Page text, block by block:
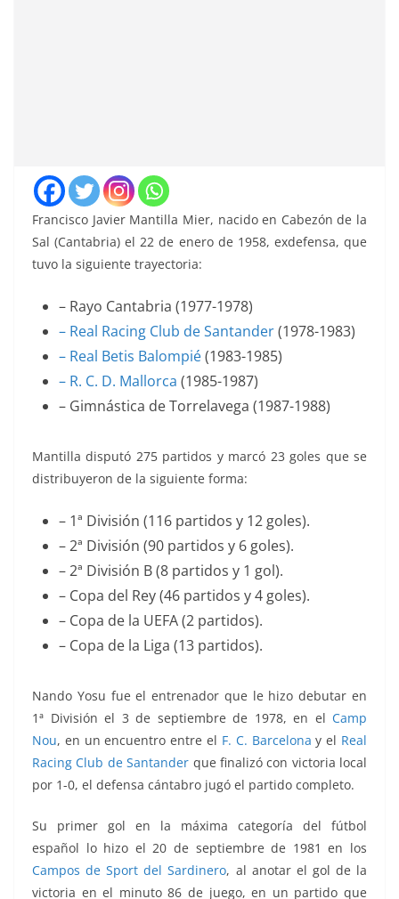
Francisco Javier Mantilla Mier, nacido en Cabezón de la
Sal (Cantabria) el 22 de enero de 1958, exdefensa, que
tuvo la siguiente trayectoria:
– Rayo Cantabria (1977-1978)
– Real Racing Club de Santander(1978-1983)
– Real Betis Balompié(1983-1985)
– R. C. D. Mallorca (1985-1987)
– Gimnástica de Torrelavega (1987-1988)
Mantilla disputó 275 partidos y marcó 23 goles que se
distribuyeron de la siguiente forma:
– 1ª División (116 partidos y 12 goles).
– 2ª División (90 partidos y 6 goles).
– 2ª División B (8 partidos y 1 gol).
– Copa del Rey (46 partidos y 4 goles).
– Copa de la UEFA (2 partidos).
– Copa de la Liga (13 partidos).
Nando Yosu fue el entrenador que le hizo debutar en
1ª División el 3 de septiembre de 1978, en el Camp
Nou, en un encuentro entre el F. C. Barcelona y el Real
Racing Club de Santander que finalizó con victoria local
por 1-0, el defensa cántabro jugó el partido completo.
Su primer gol en la máxima categoría del fútbol
español lo hizo el 20 de septiembre de 1981 en los
Campos de Sport del Sardinero, al anotar el gol de la
victoria en el minuto 86 de juego, en un partido que